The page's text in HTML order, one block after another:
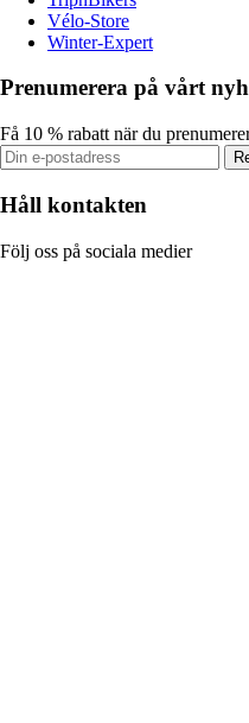
Vélo-Store
Winter-Expert
Prenumerera på vårt
Få 10 % rabatt när du
Håll kontakten
Följ oss på sociala medier